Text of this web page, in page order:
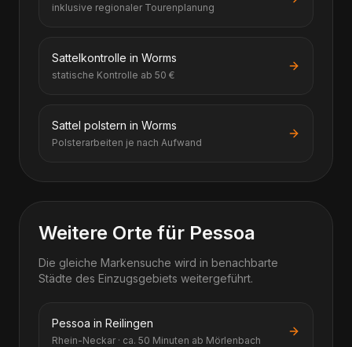
inklusive regionaler Tourenplanung
Sattelkontrolle in Worms
statische Kontrolle ab 50 €
Sattel polstern in Worms
Polsterarbeiten je nach Aufwand
Weitere Orte für Pessoa
Die gleiche Markensuche wird in benachbarte
Städte des Einzugsgebiets weitergeführt.
Pessoa in Reilingen
Rhein-Neckar · ca. 50 Minuten ab Mörlenbach